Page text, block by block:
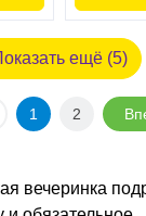
ещё (5)
1 2
вечеринка